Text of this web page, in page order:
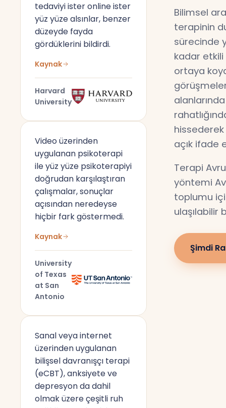
tedaviyi ister online ister
yüz yüze alsınlar, benzer
düzeyde fayda
gördüklerini bildirdi.
Kaynak
Harvard
University
Video üzerinden
uygulanan psikoterapi
ile yüz yüze psikoterapiyi
doğrudan karşılaştıran
çalışmalar, sonuçlar
açısından neredeyse
hiçbir fark göstermedi.
Kaynak
University
of Texas
at San
Antonio
Sanal veya internet
üzerinden uygulanan
bilişsel davranışçı terapi
(eCBT), anksiyete ve
depresyon da dahil
olmak üzere çeşitli ruh
Bilimsel
terapinin
sürecinde
kadar
ortaya
açık ifade
Terapi
yöntemi
toplumu
ulaşılabilir
Şimdi